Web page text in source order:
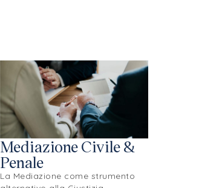
Mediazione Civile &
Penale
La Mediazione come strumento